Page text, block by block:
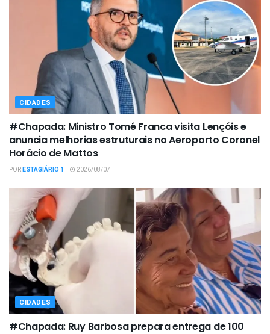
CIDADES
#Chapada: Ministro Tomé Franca visita Lençóis e
anuncia melhorias estruturais no Aeroporto Coronel
Horácio de Mattos
PORESTAGIÁRIO 1 2026/08/07
CIDADES
#Chapada: Ruy Barbosa prepara entrega de 100